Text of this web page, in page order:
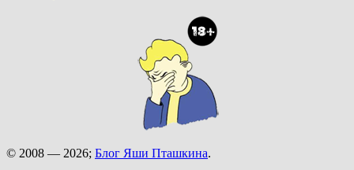
© 2008 — 2026; Блог Яши Пташкина.